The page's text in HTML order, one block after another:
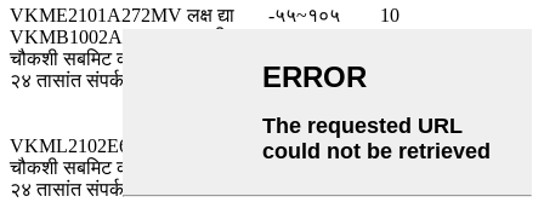
VKME2101A272MV लक्ष द्या -५५~१०५
10
VKMB1002AR47MV साठी
चौकशी सबमिट करा, आम्ही तुमच्याशी
२४ तासांत संपर्क करू.
VKML2102E680MVTM साठी
चौकशी सबमिट करा, आम्ही तुमच्याशी
२४ तासांत संपर्क करू.